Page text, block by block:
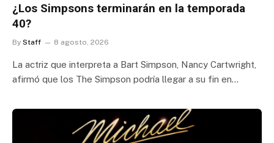
¿Los Simpsons terminarán en la temporada
40?
By Staff 8 agosto, 2026
La actriz que interpreta a Bart Simpson, Nancy Cartwright,
afirmó que los The Simpson podría llegar a su fin en…